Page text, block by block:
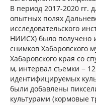
В период 2017-2020 гг.
опытных полях
исследовательского
НИИСХ) было получено
снимков Хабаровского
Хабаровского края со
м, интервал съемки −
идентифицируемых
были добавлены
культурами (кормовые